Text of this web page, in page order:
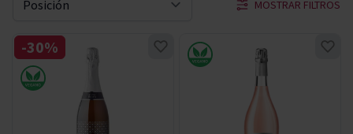
MOSTRAR FILTROS
Ordenar por
-30%